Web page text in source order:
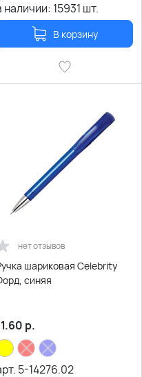
наличии: 15931 шт.
В корзину
нет отзывов
шариковая Celebrity
синяя
р.
5-14276.02